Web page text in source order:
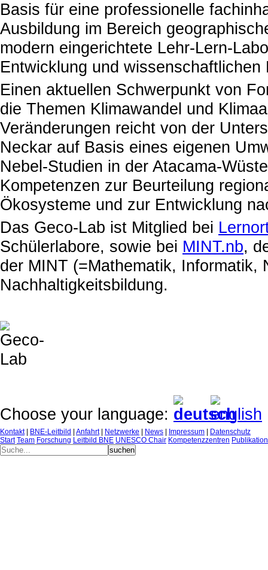
Basis für eine professionelle
Ausbildung im Bereich
modern eingerichtete Lehr-Lern-
Entwicklung und
Einen aktuellen Schwerpunkt von
die Themen Klimawandel und
Veränderungen reicht von der
Neckar auf Basis eines eigenen
Nebel-Studien in der Atacama-
Kompetenzen zur Beurteilung
Ökosysteme und zur Entwicklung
Das Geco-Lab ist Mitglied bei
Schülerlabore, sowie bei MINT.nb,
der MINT (=Mathematik, Informatik,
Nachhaltigkeitsbildung.
Choose your language:
Kontakt| BNE-Leitbild Anfahrt| Netzwerke News Impressum
Datenschutz
Start Team Forschung Leitbild BNE UNESCO Chair Kompetenzzentren